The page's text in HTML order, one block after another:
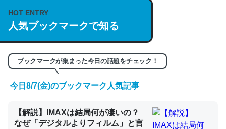
https://isobe324649.hatenablog.com/entry/2023/03/27
/064121
─GPTの仕組みと限界についての考察（１） - conceptualization
くらい。小説でいう「ずっと前の伏線」は回収されないけ
ど、短期記憶というには多い分量。進化すればするほど分
HOT ENTRY
人気ブックマークで知る
ブックマークが集まった今日の話題をチェック！
今日8/7(金)のブックマーク人気記事
【解説】IMAXは結局何が凄いの？
なぜ「デジタルよりフィルム」と言